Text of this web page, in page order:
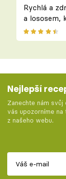
Rychlá a
a lososem,
Nejlepší
Zanechte nám
vás upozorníme
z našeho webu.